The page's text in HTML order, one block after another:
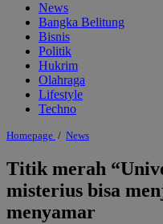
News
Bangka Belitung
Bisnis
Politik
Hukrim
Olahraga
Lifestyle
Techno
Homepage / NewsTitik
"Universe
Breaker"
misterius
bisa
menjadi
Titik merah
misterius bisa
menyamar